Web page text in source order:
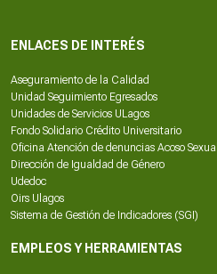
ENLACES DE INTERÉS
Aseguramiento de la Calidad
Unidad Seguimiento Egresados
Unidades de Servicios ULagos
Fondo Solidario Crédito Universitario
Oficina Atención de denuncias Acoso Sexual
Dirección de Igualdad de Género
Udedoc
Oirs Ulagos
Sistema de Gestión de Indicadores (SGI)
EMPLEOS Y HERRAMIENTAS